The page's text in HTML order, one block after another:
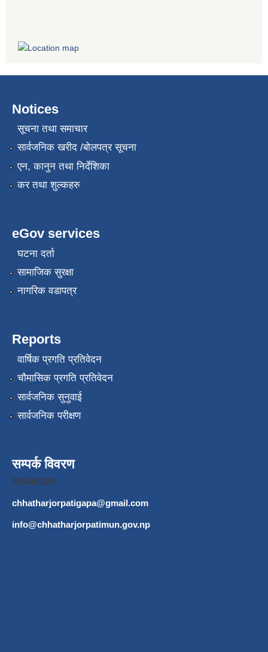
Notices
सूचना तथा समाचार
सार्वजनिक खरीद /बोलपत्र सूचना
एन, कानुन तथा निर्देशिका
कर तथा शुल्कहरु
eGov services
घटना दर्ता
सामाजिक सुरक्षा
नागरिक वडापत्र
Reports
वार्षिक प्रगति प्रतिवेदन
चौमासिक प्रगति प्रतिवेदन
सार्वजनिक सुनुवाई
सार्वजनिक परीक्षण
सम्पर्क विवरण
026404196
chhatharjorpatigapa@gmail.com
info@chhatharjorpatimun.gov.np